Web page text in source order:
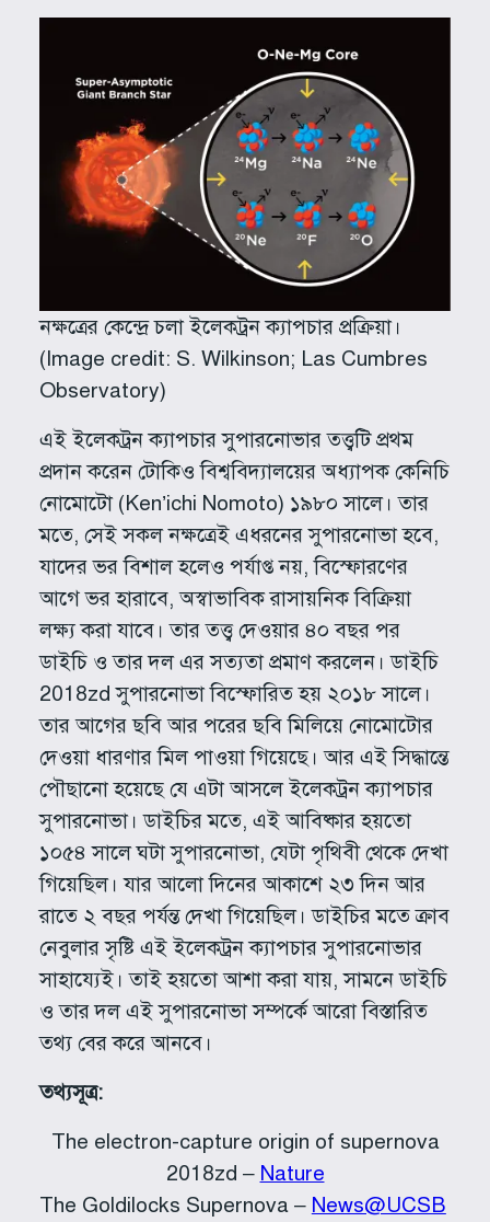
নক্ষত্রের কেন্দ্রে চলা ইলেকট্রন ক্যাপচার প্রক্রিয়া।
(Image credit: S. Wilkinson; Las Cumbres
Observatory)
এই ইলেকট্রন ক্যাপচার সুপারনোভার তত্ত্বটি প্রথম
প্রদান করেন টোকিও বিশ্ববিদ্যালয়ের অধ্যাপক কেনিচি
নোমোটো (Ken’ichi Nomoto) ১৯৮০ সালে। তার
মতে, সেই সকল নক্ষত্রেই এধরনের সুপারনোভা হবে,
যাদের ভর বিশাল হলেও পর্যাপ্ত নয়, বিস্ফোরণের
আগে ভর হারাবে, অস্বাভাবিক রাসায়নিক বিক্রিয়া
লক্ষ্য করা যাবে। তার তত্ত্ব দেওয়ার ৪০ বছর পর
ডাইচি ও তার দল এর সত্যতা প্রমাণ করলেন। ডাইচি
2018zd সুপারনোভা বিস্ফোরিত হয় ২০১৮ সালে।
তার আগের ছবি আর পরের ছবি মিলিয়ে নোমোটোর
দেওয়া ধারণার মিল পাওয়া গিয়েছে। আর এই সিদ্ধান্তে
পৌছানো হয়েছে যে এটা আসলে ইলেকট্রন ক্যাপচার
সুপারনোভা। ডাইচির মতে, এই আবিষ্কার হয়তো
১০৫৪ সালে ঘটা সুপারনোভা, যেটা পৃথিবী থেকে দেখা
গিয়েছিল। যার আলো দিনের আকাশে ২৩ দিন আর
রাতে ২ বছর পর্যন্ত দেখা গিয়েছিল। ডাইচির মতে ক্রাব
নেবুলার সৃষ্টি এই ইলেকট্রন ক্যাপচার সুপারনোভার
সাহায্যেই। তাই হয়তো আশা করা যায়, সামনে ডাইচি
ও তার দল এই সুপারনোভা সম্পর্কে আরো বিস্তারিত
তথ্য বের করে আনবে।
তথ্যসূত্র:
The electron-capture origin of supernova
2018zd – Nature
The Goldilocks Supernova – News@UCSB